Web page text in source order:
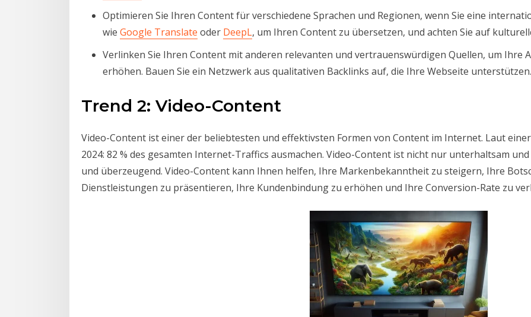
Optimieren Sie Ihren Content für verschiedene Sprachen und Regionen, wenn Sie eine
wie Google Translate oder DeepL, um Ihren Content zu übersetzen, und achten Sie auf
Verlinken Sie Ihren Content mit anderen relevanten und vertrauenswürdigen Quellen, um Ihre
erhöhen. Bauen Sie ein Netzwerk aus qualitativen Backlinks auf, die Ihre Webseite unterstützen.
Trend 2: Video-Content
Video-Content ist einer der beliebtesten und effektivsten Formen von Content im Internet. Laut
2024: 82 % des gesamten Internet-Traffics ausmachen. Video-Content ist nicht nur unterhaltsam
und überzeugend. Video-Content kann Ihnen helfen, Ihre Markenbekanntheit zu steigern, Ihre
Dienstleistungen zu präsentieren, Ihre Kundenbindung zu erhöhen und Ihre Conversion-Rate zu